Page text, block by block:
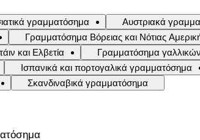
γραμματόσημα Αυστριακά
Γραμματόσημα Βόρειας και Νότιας
και Ελβετία
Γραμματόσημα
Ισπανικά και πορτογαλικά γραμματόσημα
Σκανδιναβικά γραμματόσημα